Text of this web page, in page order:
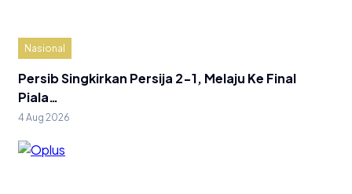
Nasional
Persib Singkirkan Persija 2-1, Melaju Ke Final
Piala…
4 Aug 2026